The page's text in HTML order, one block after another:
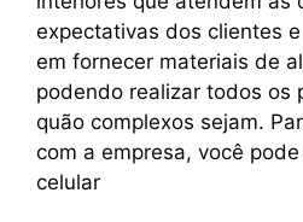
expectativas dos clientes
em fornecer materiais de
podendo realizar todos os
quão complexos sejam.
com a empresa, você
celular